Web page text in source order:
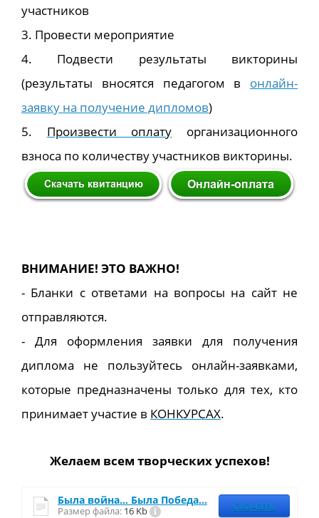
участников
3. Провести мероприятие
4. Подвести результаты викторины
(результаты вносятся педагогом в онлайн-
заявку на получение дипломов)
5. Произвести оплату организационного
взноса по количеству участников викторины.
ВНИМАНИЕ! ЭТО ВАЖНО!
- Бланки с ответами на вопросы на сайт не
отправляются.
- Для оформления заявки для получения
диплома не пользуйтесь онлайн-заявками,
которые предназначены только для тех, кто
принимает участие в КОНКУРСАХ.
Желаем всем творческих успехов!
Была война… Была Победа…
Размер файла: 16 Kb Скачать